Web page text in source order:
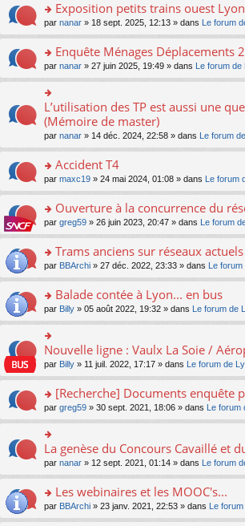
ult
er
le
m
e
s
g
e
n
o
lu
le
pl
u
s
e
nt
o
n
ult
er
le
m
s
a
e
n
o
lu
le
pl
u
s
e
nt
Exposition petits trains ouest
par nanar » 18 sept. 2025, 12:13 » dans Le forum
o
n
s
ult
er
le
m
e
s
a
e
n
o
lu
le
pl
u
s
c
nt
Enquête Ménages Déplacements
par nanar » 27 juin 2025, 19:49 » dans Le forum
n
s
ult
er
le
m
e
s
a
g
e
n
lu
le
pl
u
s
c
e
nt
L’utilisation des TP est aussi une
(Mémoire de master)
par nanar » 14 déc. 2024, 22:58 » dans Le forum
o
n
ult
er
le
m
e
a
g
e
n
o
lu
pl
u
s
ré
c
e
nt
Accident T4
par maxc19 » 24 mai 2024, 01:08 » dans Le forum
o
n
ult
er
le
m
e
s
g
e
n
o
lu
pl
u
s
ré
e
nt
Ouverture à la concurrence du
par greg59 » 26 juin 2023, 20:47 » dans Le forum
o
n
ult
er
le
m
e
s
g
e
n
o
n
le
u
s
ré
Trams anciens sur réseaux actuels
par BBArchi » 27 déc. 2022, 23:33 » dans Le
o
n
s
ult
er
le
m
e
s
a
e
n
o
n
le
Balade contée à Lyon... en bus
par Billy » 05 août 2022, 19:32 » dans Le forum de
o
n
er
le
m
e
s
a
g
e
n
o
Nouvelle ligne : Vaulx La Soie /
par Billy » 11 juil. 2022, 17:17 » dans Le forum de
o
n
s
ult
er
le
m
e
s
[Recherche] Documents enquête
par greg59 » 30 sept. 2021, 18:06 » dans Le
n
er
le
m
La genèse du Concours Cavaillé et
par nanar » 12 sept. 2021, 01:14 » dans Le forum
o
n
Les webinaires et les MOOC's...
par BBArchi » 23 janv. 2021, 22:53 » dans Le